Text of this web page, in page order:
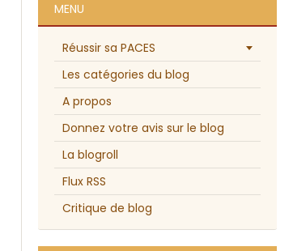
MENU
Réussir sa PACES
Les catégories du blog
A propos
Donnez votre avis sur le blog
La blogroll
Flux RSS
Critique de blog